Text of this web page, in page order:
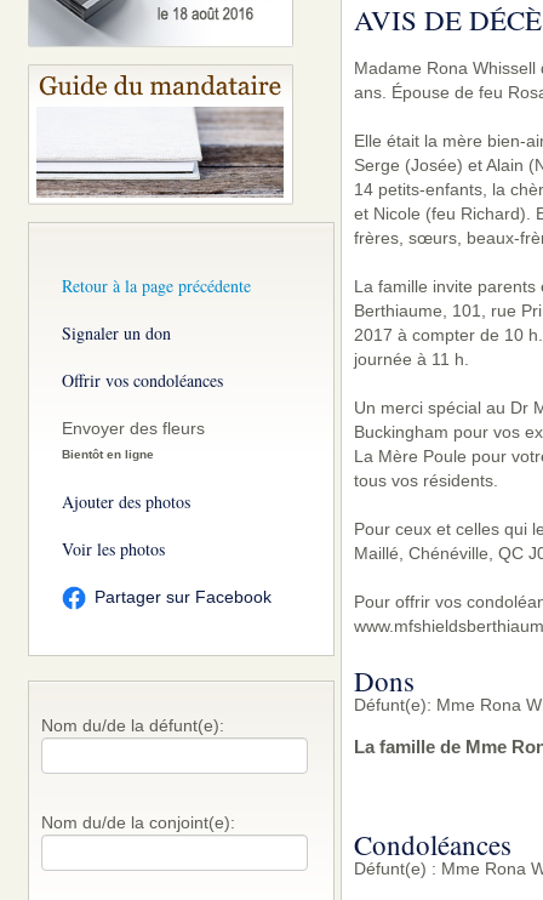
Retour à la page précédente
Signaler un don
Offrir vos condoléances
Envoyer des fleurs
Bientôt en ligne
Ajouter des photos
Voir les photos
Partager sur Facebook
Nom du/de la défunt(e):
Nom du/de la conjoint(e):
AVIS DE
Madame Rona
ans. Épouse de feu
Elle était la mère bien-
Serge (Josée) et Alain
14 petits-enfants, la
et Nicole (feu Richard).
frères, sœurs, beaux-
La famille invite
Berthiaume, 101, rue
2017 à compter de 10
journée à 11 h.
Un merci spécial au Dr
Buckingham pour vos
La Mère Poule pour
tous vos résidents.
Pour ceux et celles qui
Maillé, Chénéville, QC
Pour offrir vos
Dons
Défunt(e): Mme Rona
La famille de Mme
Condoléances
Défunt(e) : Mme Rona